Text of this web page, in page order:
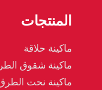
المنتجات
ماكينة حلاقة
ماكينة شقوق
ماكينة نحت